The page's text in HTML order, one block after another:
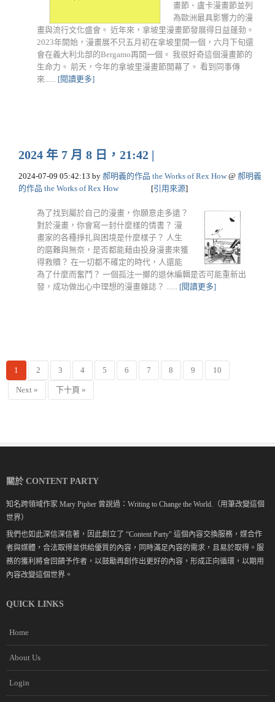
畫節、盧卡漫畫節並列
為歐洲最具影響力的漫
畫與流行文化盛會。 近年來，拿坡里漫畫節發展得日益蓬勃。
2023年開始，漫畫展不只五月初在拿坡里開一個，六月下旬還
會在義大利北部的Bergamo再開一個。 我很好奇這個漫畫節的
生命力。 前天，今年的拿坡里漫畫節開幕了。 看到同事傳
來...... [閱讀更多]
2024 年 7 月 8 日，21:42 |
2024-07-09 05:42:13 by 郝明義的作品 the Works of Rex How@ 郝明義
的作品 the Works of Rex How
[引用來源]
為了找到屬於自己的漫畫，你願意走多遠？
對於漫畫，你會寫一封什麼樣的情書？ 漫
畫家的各種掙扎與困境是什麼樣子？ 人生
的磨難與無奈，是否都能藉由投身漫畫來獲
得救贖？ 在一切都不確定的時代，人還能
為了什麼而奮鬥？ 一個孤注一擲的退休編輯是否可能重新出
發，成功做出心中理想的漫畫雜誌？ ...... [閱讀更多]
1 2 3 4 5 6 7 8 9 10
Next » 下十頁 »
關於 CONTENT PARTY
知名跨領域作家 Mary Pipher 曾說過：Writing to Change the World.（用筆改變這個
世界）
我們也如此深信深信著，因此創立了 “Content Party" 這個內容交換服務，媒合作
者與媒體，合法取得並供給優質的內容，同時滿足內容的需求，且易於取得。服
務的獲利將會回饋予作者，以鼓勵再創作出更好的內容，形成正向循環，以期用
內容改變這個世界。
QUICK LINKS
Home
About Us
Login